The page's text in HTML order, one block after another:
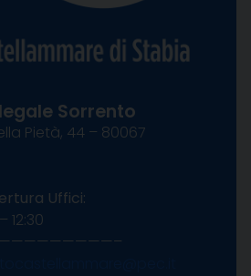
Sorrento
Pietà, 44 – 80067
Uffici:
12:30